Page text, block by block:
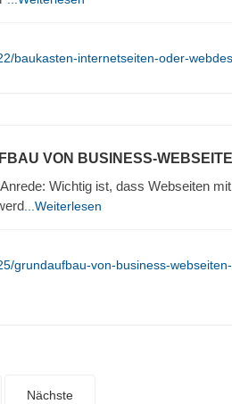
baukasten-internetseiten-oder-
VON BUSINESS-
Wichtig ist, dass Webseiten
...Weiterlesen
grundaufbau-von-business-
Nächste